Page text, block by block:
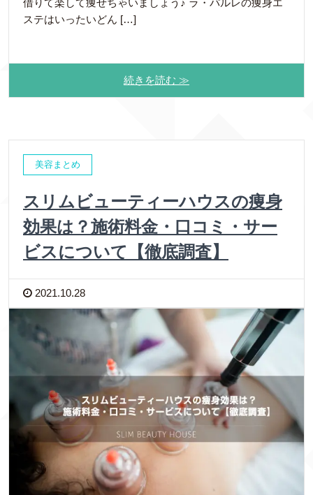
借りて楽して痩せちゃいましょう♪ ラ・パルレの痩身エ
ステはいったいどん […]
続きを読む ≫
美容まとめ
スリムビューティーハウスの痩身
効果は？施術料金・口コミ・サー
ビスについて【徹底調査】
2021.10.28